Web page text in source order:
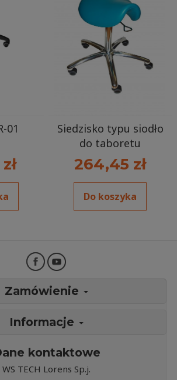
01
Siedzisko typu siodło
do taboretu
264,45 zł
Do koszyka
Zamówienie
Informacje
kontaktowe
WS TECH Lorens Sp.j.